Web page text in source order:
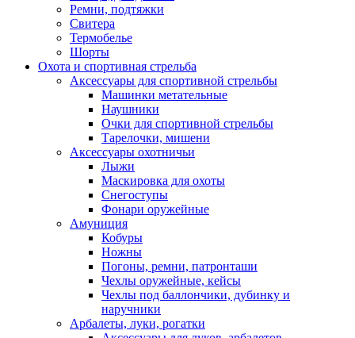
Ремни, подтяжки
Свитера
Термобелье
Шорты
Охота и спортивная стрельба
Аксессуары для спортивной стрельбы
Машинки метательные
Наушники
Очки для спортивной стрельбы
Тарелочки, мишени
Аксессуары охотничьи
Лыжи
Маскировка для охоты
Снегоступы
Фонари оружейные
Амуниция
Кобуры
Ножны
Погоны, ремни, патронташи
Чехлы оружейные, кейсы
Чехлы под баллончики, дубинку и
наручники
Арбалеты, луки, рогатки